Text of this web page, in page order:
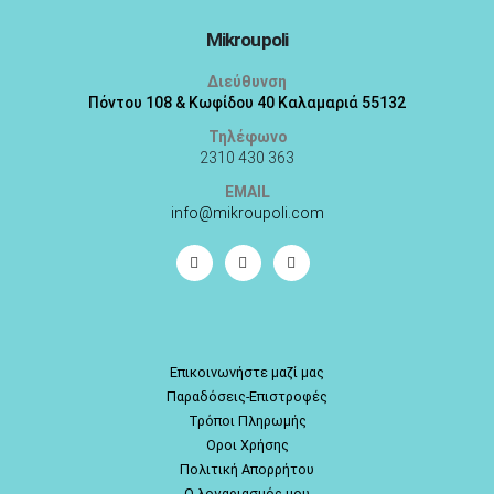
Mikroupoli
Διεύθυνση
Πόντου 108 & Κωφίδου 40 Καλαμαριά 55132
Τηλέφωνο
2310 430 363
EMAIL
info@mikroupoli.com
Επικοινωνήστε μαζί μας
Παραδόσεις-Επιστροφές
Τρόποι Πληρωμής
Οροι Χρήσης
Πολιτική Απορρήτου